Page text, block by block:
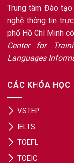
Trung tâm Đào
nghệ thông tin
phố Hồ Chí Minh
Center for
Languages
CÁC KHÓA HỌC
VSTEP
IELTS
TOEFL
TOEIC